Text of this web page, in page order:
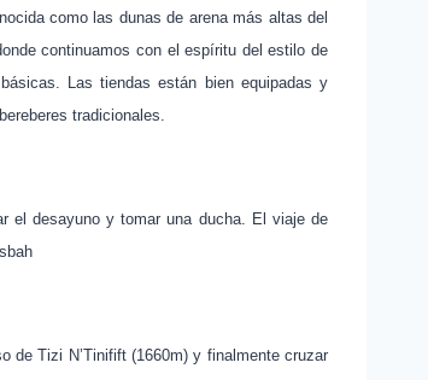
como las dunas de arena más altas del
continuamos con el espíritu del estilo de
Las tiendas están bien equipadas y
tradicionales.
el desayuno y tomar una ducha. El viaje de
de Tizi N’Tinifift (1660m) y finalmente cruzar